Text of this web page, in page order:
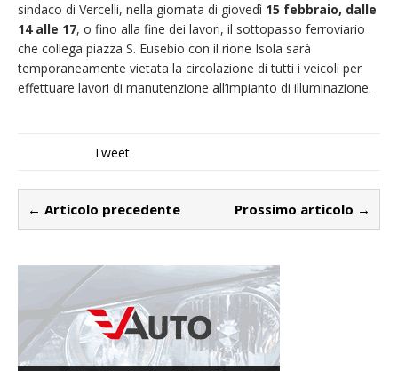
sindaco di Vercelli, nella giornata di giovedì 15 febbraio, dalle
14 alle 17, o fino alla fine dei lavori, il sottopasso ferroviario
che collega piazza S. Eusebio con il rione Isola sarà
temporaneamente vietata la circolazione di tutti i veicoli per
effettuare lavori di manutenzione all’impianto di illuminazione.
Tweet
← Articolo precedente Prossimo articolo →